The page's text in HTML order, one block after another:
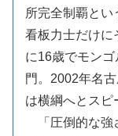
所完全制覇と
看板力士だけに
に16歳でモン
門。2002年名
は横綱へとスピ
「圧倒的な